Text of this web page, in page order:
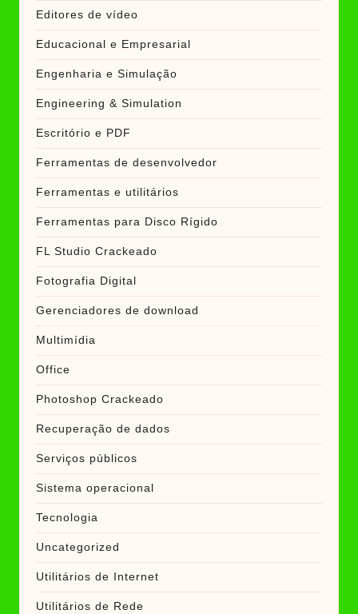
Editores de vídeo
Educacional e Empresarial
Engenharia e Simulação
Engineering & Simulation
Escritório e PDF
Ferramentas de desenvolvedor
Ferramentas e utilitários
Ferramentas para Disco Rígido
FL Studio Crackeado
Fotografia Digital
Gerenciadores de download
Multimídia
Office
Photoshop Crackeado
Recuperação de dados
Serviços públicos
Sistema operacional
Tecnologia
Uncategorized
Utilitários de Internet
Utilitários de Rede